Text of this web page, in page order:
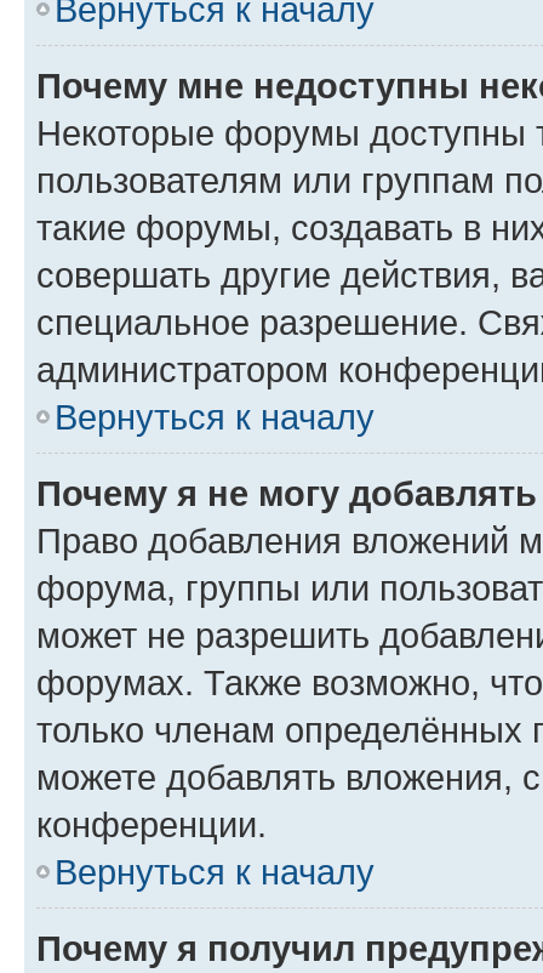
Вернуться к началу
Почему мне недоступны
Некоторые форумы доступны
пользователям или группам
такие форумы, создавать в
совершать другие действия,
специальное разрешение.
администратором
Вернуться к началу
Почему я не могу
Право добавления вложений
форума, группы или
может не разрешить
форумах. Также возможно,
только членам определённых
можете добавлять вложения,
конференции.
Вернуться к началу
Почему я получил